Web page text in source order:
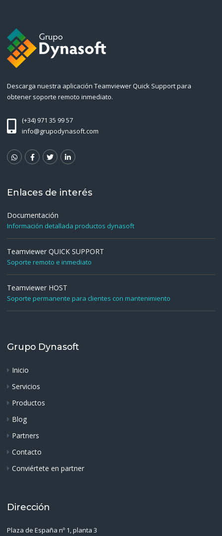
Descarga nuestra aplicación Teamviewer Quick Support para
obtener soporte remoto inmediato.
(+34) 971 35 99 57
info@grupodynasoft.com
Enlaces de interés
Documentación
Información detallada productos dynasoft
Teamviewer QUICK SUPPORT
Soporte remoto e inmediato
Teamviewer HOST
Soporte permanente para clientes con mantenimiento
Grupo Dynasoft
Inicio
Servicios
Productos
Blog
Partners
Contacto
Conviértete en partner
Dirección
Plaza de España nº 1, planta 3